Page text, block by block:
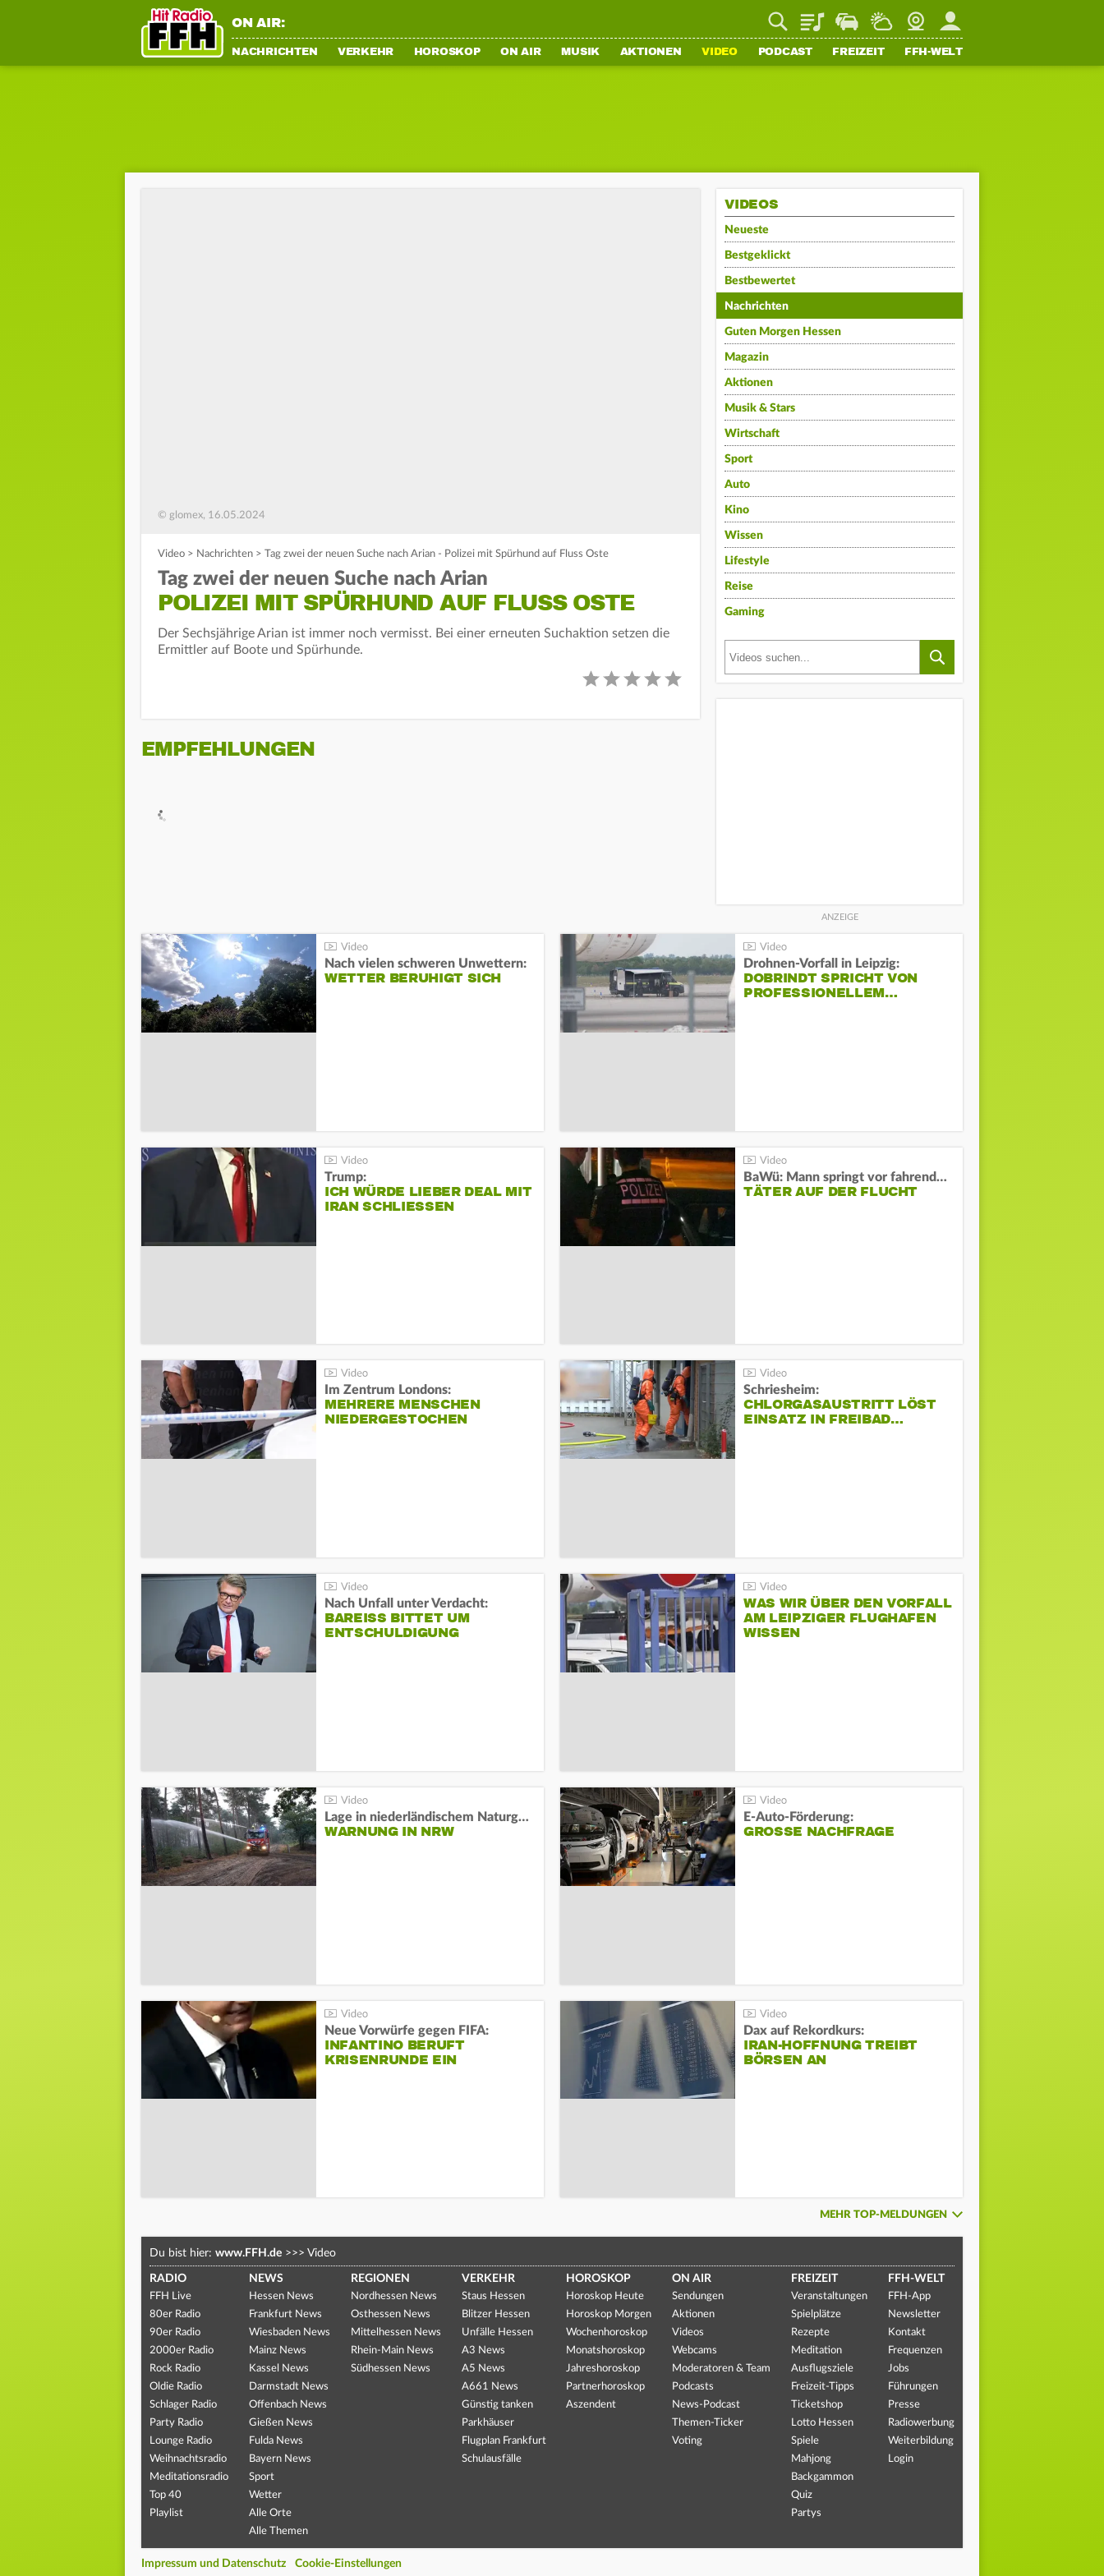
ON AIR: PlaylistStaupilotWetterWebcamMein FFH
NACHRICHTEN VERKEHR HOROSKOP ON AIR MUSIK AKTIONEN VIDEO PODCAST FREIZEIT FFH-WELT
© glomex, 16.05.2024
Video > Nachrichten > Tag zwei der neuen Suche nach Arian - Polizei mit Spürhund auf Fluss Oste
Tag zwei der neuen Suche nach Arian
POLIZEI MIT SPÜRHUND AUF FLUSS OSTE
Der Sechsjährige Arian ist immer noch vermisst. Bei einer erneuten Suchaktion setzen die
Ermittler auf Boote und Spürhunde.
EMPFEHLUNGEN
VIDEOS
Neueste
Bestgeklickt
Bestbewertet
Nachrichten
Guten Morgen Hessen
Magazin
Aktionen
Musik & Stars
Wirtschaft
Sport
Auto
Kino
Wissen
Lifestyle
Reise
Gaming
Nach vielen schweren Unwettern:
WETTER BERUHIGT SICH
Drohnen-Vorfall in Leipzig:
DOBRINDT SPRICHT VON
PROFESSIONELLEM…
Trump:
ICH WÜRDE LIEBER DEAL MIT
IRAN SCHLIESSEN
BaWü: Mann springt vor fahrendes Auto und schießt
TÄTER AUF DER FLUCHT
Im Zentrum Londons:
MEHRERE MENSCHEN
NIEDERGESTOCHEN
Schriesheim:
CHLORGASAUSTRITT LÖST
EINSATZ IN FREIBAD…
Nach Unfall unter Verdacht:
BAREISS BITTET UM E
NTSCHULDIGUNG
WAS WIR ÜBER DEN VORFALL
AM LEIPZIGER FLUGHAFEN
WISSEN
Lage in niederländischem Naturgebiet stabil
WARNUNG IN NRW
E-Auto-Förderung:
GROSSE NACHFRAGE
Neue Vorwürfe gegen FIFA:
INFANTINO BERUFT
KRISENRUNDE EIN
Dax auf Rekordkurs:
IRAN-HOFFNUNG TREIBT
BÖRSEN AN
MEHR TOP-MELDUNGEN
Du bist hier: www.FFH.de >>> Video
RADIO
FFH Live
80er Radio
90er Radio
2000er Radio
Rock Radio
Oldie Radio
Schlager Radio
Party Radio
Lounge Radio
Weihnachtsradio
Meditationsradio
Top 40
Playlist
NEWS
Hessen News
Frankfurt News
Wiesbaden News
Mainz News
Kassel News
Darmstadt News
Offenbach News
Gießen News
Fulda News
Bayern News
Sport
Wetter
Alle Orte
Alle Themen
REGIONEN
Nordhessen News
Osthessen News
Mittelhessen News
Rhein-Main News
Südhessen News
VERKEHR
Staus Hessen
Blitzer Hessen
Unfälle Hessen
A3 News
A5 News
A661 News
Günstig tanken
Parkhäuser
Flugplan Frankfurt
Schulausfälle
HOROSKOP
Horoskop Heute
Horoskop Morgen
Wochenhoroskop
Monatshoroskop
Jahreshoroskop
Partnerhoroskop
Aszendent
ON AIR
Sendungen
Aktionen
Videos
Webcams
Moderatoren & Team
Podcasts
News-Podcast
Themen-Ticker
Voting
FREIZEIT
Veranstaltungen
Spielplätze
Rezepte
Meditation
Ausflugsziele
Freizeit-Tipps
Ticketshop
Lotto Hessen
Spiele
Mahjong
Backgammon
Quiz
Partys
FFH-WELT
FFH-App
Newsletter
Kontakt
Frequenzen
Jobs
Führungen
Presse
Radiowerbung
Weiterbildung
Login
Impressum und Datenschutz Cookie-Einstellungen